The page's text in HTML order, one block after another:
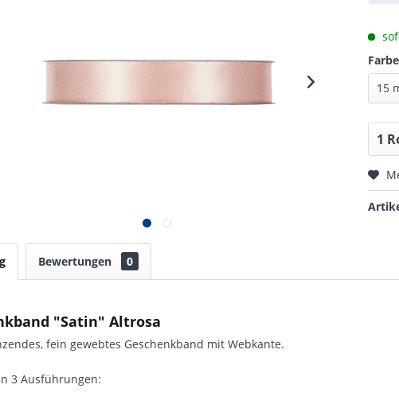
Bewertungen 0
"Satin" Altrosa
fein gewebtes Geschenkband mit Webkante.
3 Ausführungen: